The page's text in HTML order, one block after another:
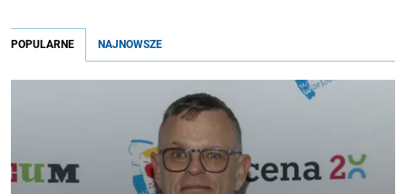
POPULARNE NAJNOWSZE